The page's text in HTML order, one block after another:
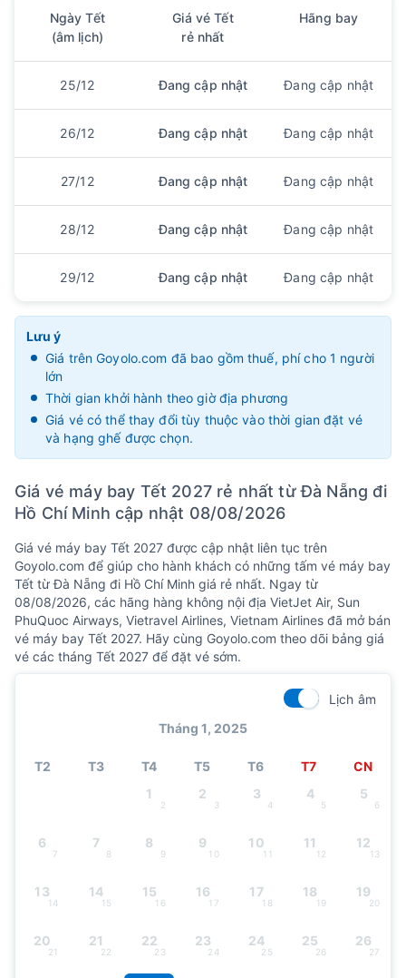
Ngày Tết
(âm lịch)
Giá vé Tết
rẻ nhất
Hãng bay
25/12 Đang cập nhật Đang cập nhật
26/12 Đang cập nhật Đang cập nhật
27/12 Đang cập nhật Đang cập nhật
28/12 Đang cập nhật Đang cập nhật
29/12 Đang cập nhật Đang cập nhật
Lưu ý
Giá trên Goyolo.com đã bao gồm thuế, phí cho 1 người
lớn
Thời gian khởi hành theo giờ địa phương
Giá vé có thể thay đổi tùy thuộc vào thời gian đặt vé
và hạng ghế được chọn.
Giá vé máy bay Tết 2027 rẻ nhất từ Đà Nẵng đi
Hồ Chí Minh cập nhật 08/08/2026
Giá vé máy bay Tết 2027 được cập nhật liên tục trên
Goyolo.com để giúp cho hành khách có những tấm vé máy bay
Tết từ Đà Nẵng đi Hồ Chí Minh giá rẻ nhất. Ngay từ
08/08/2026, các hãng hàng không nội địa VietJet Air, Sun
PhuQuoc Airways, Vietravel Airlines, Vietnam Airlines đã mở bán
vé máy bay Tết 2027. Hãy cùng Goyolo.com theo dõi bảng giá
vé các tháng Tết 2027 để đặt vé sớm.
Lịch âm
Tháng 1, 2025
T2 T3 T4 T5 T6 T7
CN
1
2
2
3
3
4
4
5
5
6
6
7
7
8
8
9
9
10
10
11
11
12
12
13
13
14
14
15
15
16
16
17
17
18
18
19
19
20
20
21
21
22
22
23
23
24
24
25
25
26
26
27